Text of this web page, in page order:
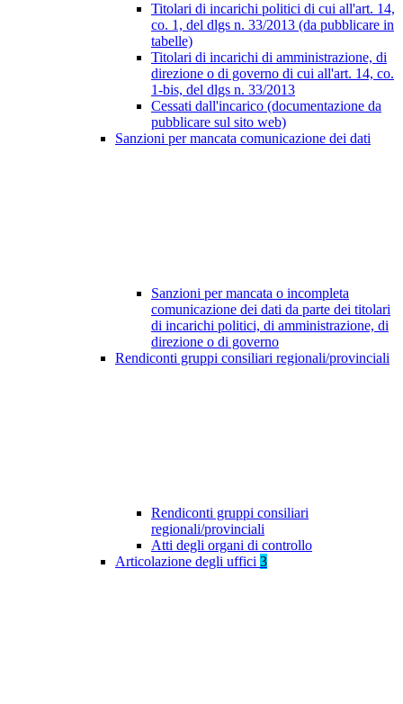
Titolari di incarichi politici di cui all'art. 14,
co. 1, del dlgs n. 33/2013 (da pubblicare in
tabelle)
Titolari di incarichi di amministrazione, di
direzione o di governo di cui all'art. 14, co.
1-bis, del dlgs n. 33/2013
Cessati dall'incarico (documentazione da
pubblicare sul sito web)
Sanzioni per mancata comunicazione dei dati
Sanzioni per mancata o incompleta
comunicazione dei dati da parte dei titolari
di incarichi politici, di amministrazione, di
direzione o di governo
Rendiconti gruppi consiliari regionali/provinciali
Rendiconti gruppi consiliari
regionali/provinciali
Atti degli organi di controllo
Articolazione degli uffici 3